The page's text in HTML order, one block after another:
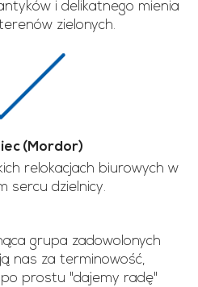
i delikatnego mienia
zielonych.
(Mordor)
relokacjach biurowych w
sercu dzielnicy.
grupa zadowolonych
nas za terminowość,
prostu "dajemy radę"